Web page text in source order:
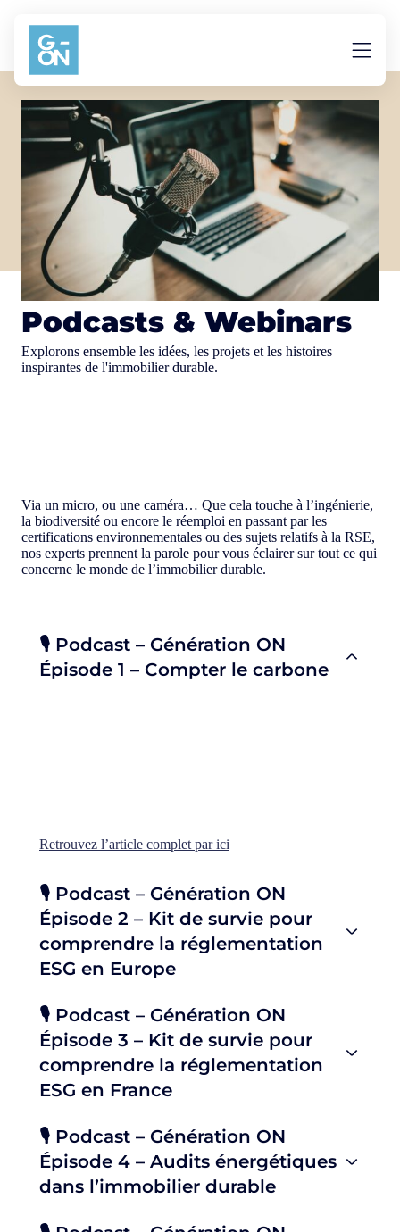
Aller au contenu
Podcasts & Webinars
Explorons ensemble les idées, les projets et les histoires
inspirantes de l'immobilier durable.
Via un micro, ou une caméra… Que cela touche à l’ingénierie,
la biodiversité ou encore le réemploi en passant par les
certifications environnementales ou des sujets relatifs à la RSE,
nos experts prennent la parole pour vous éclairer sur tout ce qui
concerne le monde de l’immobilier durable.
🎙️ Podcast – Génération ON
Épisode 1 – Compter le carbone
Retrouvez l’article complet par ici
🎙️ Podcast – Génération ON
Épisode 2 – Kit de survie pour
comprendre la réglementation
ESG en Europe
🎙️ Podcast – Génération ON
Épisode 3 – Kit de survie pour
comprendre la réglementation
ESG en France
🎙️ Podcast – Génération ON
Épisode 4 – Audits énergétiques
dans l’immobilier durable